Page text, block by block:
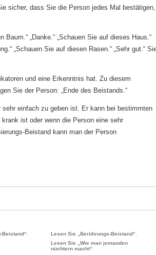
sicher, dass Sie die Person jedes Mal bestätigen,
„Danke.“ „Schauen Sie auf dieses Haus.“
„Schauen Sie auf diesen Rasen.“ „Sehr gut.“
und eine Erkenntnis hat. Zu diesem
Sie der Person: „Ende des Beistands.“
einfach zu geben ist. Er kann bei bestimmten
ist oder wenn die Person eine sehr
Beistand kann man der Person
Lesen Sie „Berührungs-Beistand“.
Lesen Sie „Wie man jemanden
nüchtern macht“.